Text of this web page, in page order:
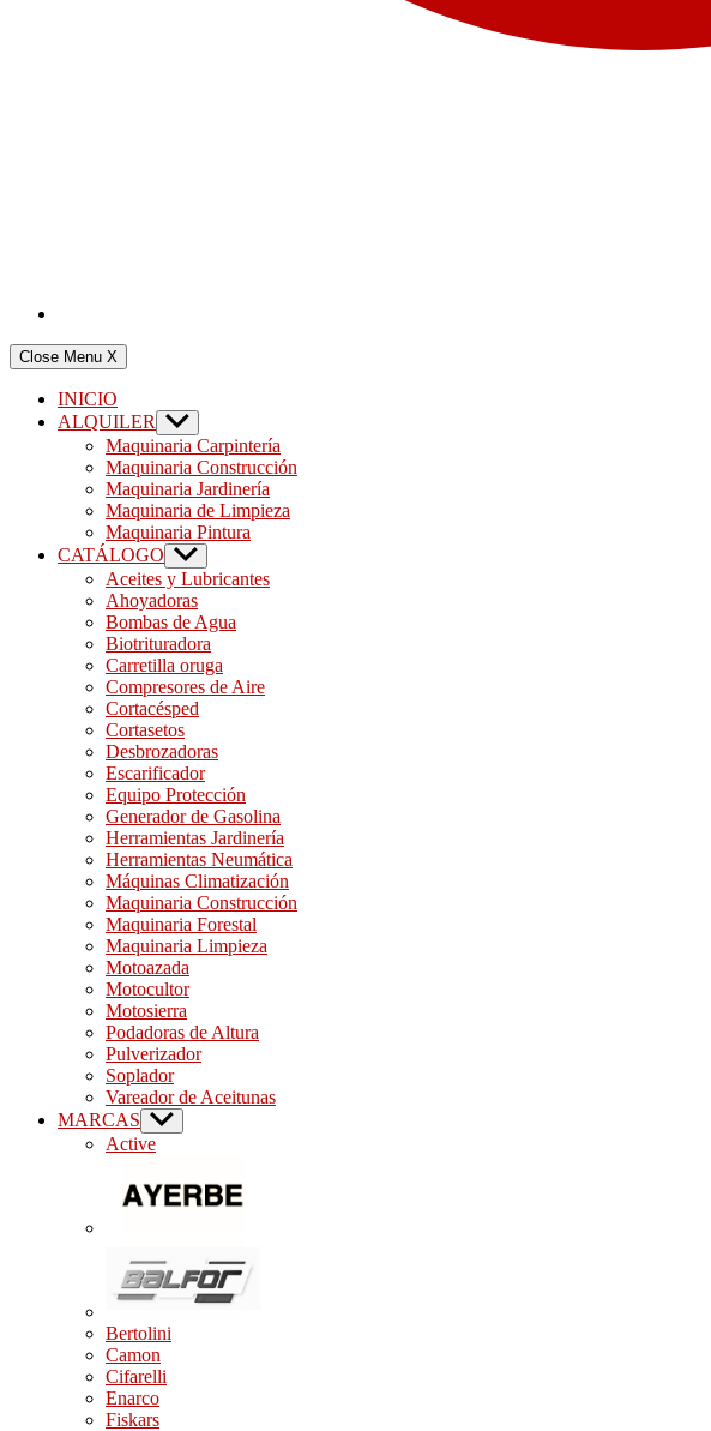
Close Menu X
INICIO
ALQUILER
Show
sub
menu
Maquinaria Carpintería
Maquinaria Construcción
Maquinaria Jardinería
Maquinaria de Limpieza
Maquinaria Pintura
CATÁLOGO Show
sub
menu
Aceites y Lubricantes
Ahoyadoras
Bombas de Agua
Biotrituradora
Carretilla oruga
Compresores de Aire
Cortacésped
Cortasetos
Desbrozadoras
Escarificador
Equipo Protección
Generador de Gasolina
Herramientas Jardinería
Herramientas Neumática
Máquinas Climatización
Maquinaria Construcción
Maquinaria Forestal
Maquinaria Limpieza
Motoazada
Motocultor
Motosierra
Podadoras de Altura
Pulverizador
Soplador
Vareador de Aceitunas
MARCAS Show
sub
menu
Active
Bertolini
Camon
Cifarelli
Enarco
Fiskars